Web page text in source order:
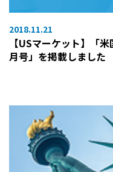
2018.11.21
【USマーケット】「
月号」を掲載しました